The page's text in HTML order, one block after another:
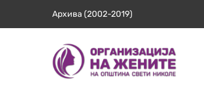
Архива (2002-2019)